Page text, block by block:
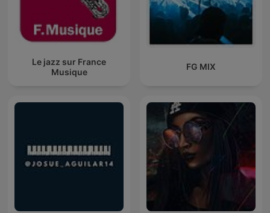
Le jazz sur France
Musique
FG MIX